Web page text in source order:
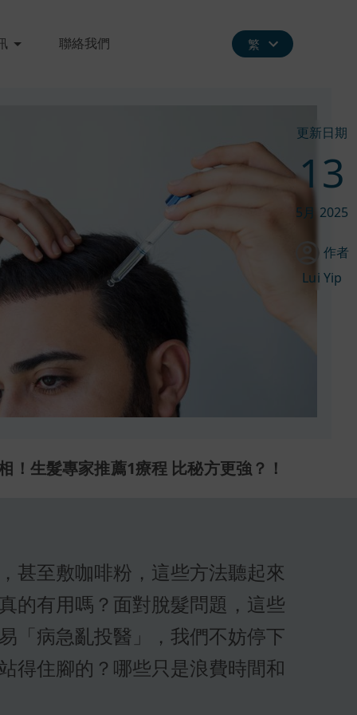
更新日期
13
5月 2025
作者
Lui Yip
聯絡我們 繁
生髮專家推薦1療程 比秘方更強？！
甚至敷咖啡粉，這些方法聽起來
的有用嗎？面對脫髮問題，這些
「病急亂投醫」，我們不妨停下
得住腳的？哪些只是浪費時間和